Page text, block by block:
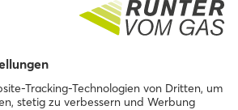
Barrierefreiheit